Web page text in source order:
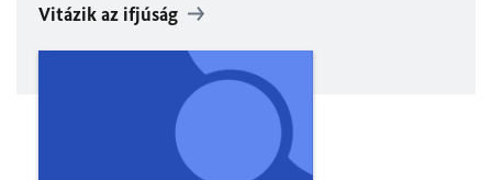
Vitázik az ifjúság